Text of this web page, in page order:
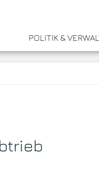
POLITIK &